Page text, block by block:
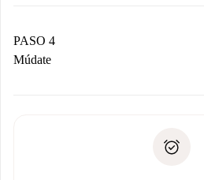
contacto con el propietario.
Si es rechazada: No te haremos
Prueba de solvencia
PASO 4
Múdate
no nos comunicas ningún